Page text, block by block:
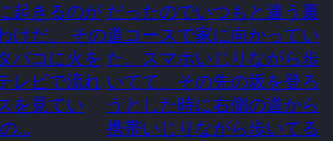
起きるのが
けだ。 その
バコに火を
レビで流れ
を見てい
...
だったのでいつもと違う裏
道コースで家に向かってい
た。スマホいじりながら歩
いてて、その先の坂を登ろ
うとした時に右側の道から
携帯いじりながら歩いてる